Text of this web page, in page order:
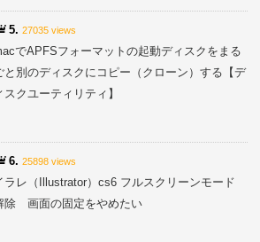
5.27035 views
でAPFSフォーマットの起動ディスクをまる
と別のディスクにコピー（クローン）する【デ
スクユーティリティ】
6.25898 views
ラレ（Illustrator）cs6 フルスクリーンモード
除 画面の固定をやめたい